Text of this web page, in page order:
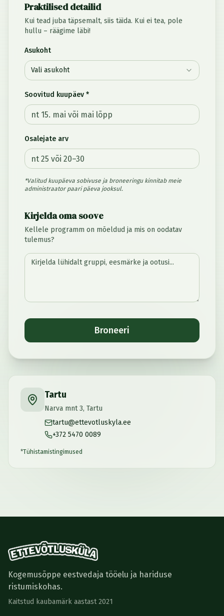
Praktilised detailid
Kui tead juba täpsemalt, siis täida. Kui ei tea, pole
hullu – räägime läbi!
Asukoht
Vali asukoht
Soovitud kuupäev *
Osalejate arv
*Valitud kuupäeva sobivuse ja broneeringu kinnitab meie
administraator paari päeva jooksul.
Kirjelda oma soove
Kellele programm on mõeldud ja mis on oodatav
tulemus?
Broneeri
Tartu
Narva mnt 3, Tartu
tartu@ettevotluskyla.ee
+372 5470 0089
*Tühistamistingimused
Kogemusõppe eestvedaja tööelu ja hariduse
ristumiskohas.
Kaitstud kaubamärk aastast 2021